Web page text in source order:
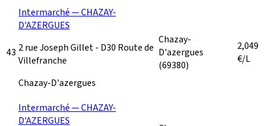
43
Intermarché — CHAZAY-
D'AZERGUES
2 rue Joseph Gillet - D30 Route de
Villefranche
Chazay-D'azergues
Chazay-
D'azergues
(69380)
2,049
€/L
Intermarché — CHAZAY-
D'AZERGUES